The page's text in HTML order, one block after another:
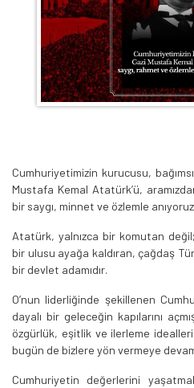
Cumhuriyetimizin kurucusu,
Mustafa Kemal Atatürk’ü, aramızdan
bir saygı, minnet ve özlemle
Atatürk, yalnızca bir komutan
bir ulusu ayağa kaldıran, çağdaş
bir devlet adamıdır.
O’nun liderliğinde şekillenen
dayalı bir geleceğin kapılarını
özgürlük, eşitlik ve ilerleme
bugün de bizlere yön vermeye
Cumhuriyetin değerlerini